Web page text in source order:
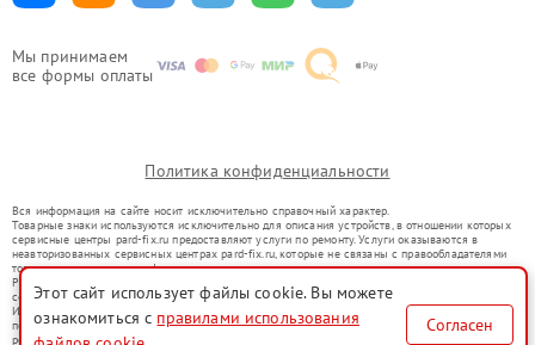
Мы принимаем
все формы оплаты
Политика конфиденциальности
Вся информация на сайте носит исключительно справочный характер.
Товарные знаки используются исключительно для описания устройств, в отношении которых
сервисные центры pard-fix.ru предоставляют услуги по ремонту. Услуги оказываются в
неавторизованных сервисных центрах pard-fix.ru, которые не связаны с правообладателями
товарных знаков или их официальными представителями.
Ремонт осуществляется для устройств, уже введенных в гражданский оборот в соответствии
со статьей 1487 ГК РФ.
Использование товарных знаков не преследует цели индивидуализации услуг или введения
потребителей в заблуждение, а служит для информирования о предоставляемых услугах по
ремонту техники указанных брендов.
Этот сайт использует файлы cookie. Вы можете
ознакомиться с правилами использования
Согласен